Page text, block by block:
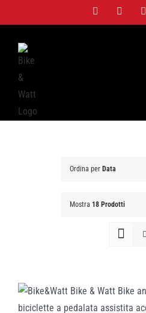
al
contenuto
FacebookTwitter
Ordina per Data
Mostra 18 Prodotti